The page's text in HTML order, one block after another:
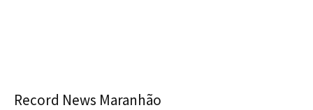
Record News Maranhão